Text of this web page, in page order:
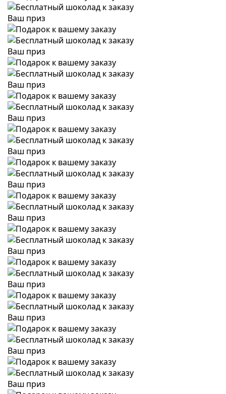
Ваш приз
Ваш приз
Ваш приз
Ваш приз
Ваш приз
Ваш приз
Ваш приз
Ваш приз
Ваш приз
Ваш приз
Ваш приз
Ваш приз